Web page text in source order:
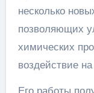
несколько
позволяющих
химических
воздействие
Его работы